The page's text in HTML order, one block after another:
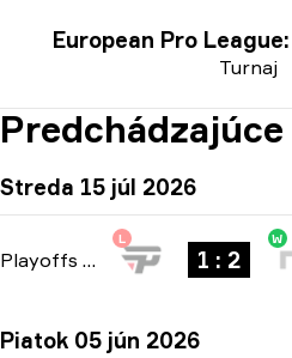
Turnaj
European Pro
Streda 15 júl 2026
Playoffs bo3
L
1 : 2
W
Piatok 05 jún 2026